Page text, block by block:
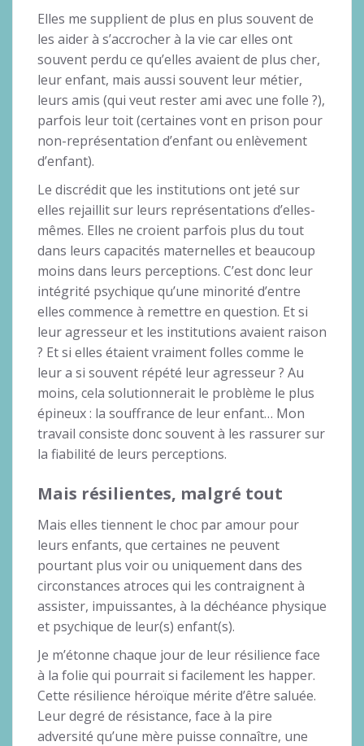
Elles me supplient de plus en plus souvent de
les aider à s’accrocher à la vie car elles ont
souvent perdu ce qu’elles avaient de plus cher,
leur enfant, mais aussi souvent leur métier,
leurs amis (qui veut rester ami avec une folle ?),
parfois leur toit (certaines vont en prison pour
non-représentation d’enfant ou enlèvement
d’enfant).
Le discrédit que les institutions ont jeté sur
elles rejaillit sur leurs représentations d’elles-
mêmes. Elles ne croient parfois plus du tout
dans leurs capacités maternelles et beaucoup
moins dans leurs perceptions. C’est donc leur
intégrité psychique qu’une minorité d’entre
elles commence à remettre en question. Et si
leur agresseur et les institutions avaient raison
? Et si elles étaient vraiment folles comme le
leur a si souvent répété leur agresseur ? Au
moins, cela solutionnerait le problème le plus
épineux : la souffrance de leur enfant… Mon
travail consiste donc souvent à les rassurer sur
la fiabilité de leurs perceptions.
Mais résilientes, malgré tout
Mais elles tiennent le choc par amour pour
leurs enfants, que certaines ne peuvent
pourtant plus voir ou uniquement dans des
circonstances atroces qui les contraignent à
assister, impuissantes, à la déchéance physique
et psychique de leur(s) enfant(s).
Je m’étonne chaque jour de leur résilience face
à la folie qui pourrait si facilement les happer.
Cette résilience héroïque mérite d’être saluée.
Leur degré de résistance, face à la pire
adversité qu’une mère puisse connaître, une